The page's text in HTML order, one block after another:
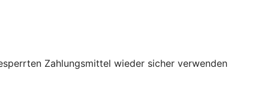
Zahlungsmittel wieder sicher verwenden